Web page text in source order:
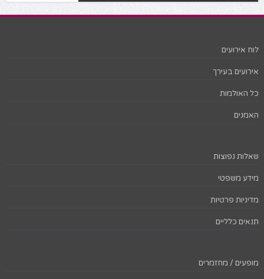
לוח אירועים
אירועים בעירך
כל האולמות
האמנים
שאלות נפוצות
מידע משפטי
מדיניות פרטיות
תנאים כלליים
מופעים / מחזמרים